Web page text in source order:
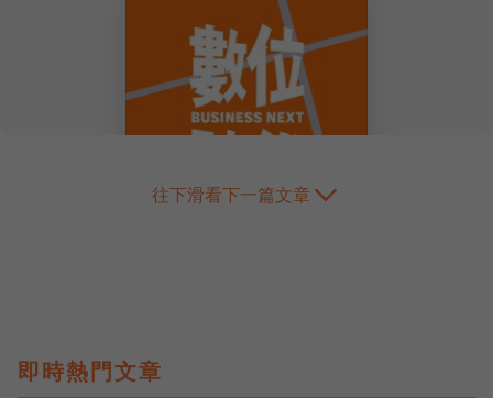
往下滑看下一篇文章
即時熱門文章